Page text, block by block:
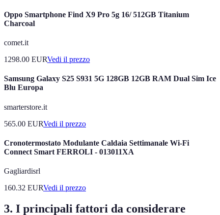
Oppo Smartphone Find X9 Pro 5g 16/ 512GB Titanium
Charcoal
comet.it
1298.00 EURVedi il prezzo
Samsung Galaxy S25 S931 5G 128GB 12GB RAM Dual Sim Ice
Blu Europa
smarterstore.it
565.00 EURVedi il prezzo
Cronotermostato Modulante Caldaia Settimanale Wi-Fi
Connect Smart FERROLI - 013011XA
Gagliardisrl
160.32 EURVedi il prezzo
3. I principali fattori da considerare